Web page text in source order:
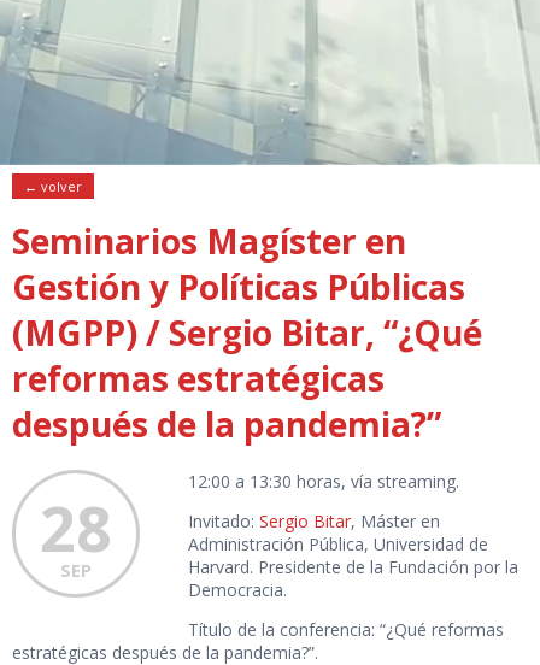
← volver
Seminarios Magíster en
Gestión y Políticas Públicas
(MGPP) / Sergio Bitar, “¿Qué
reformas estratégicas
después de la pandemia?”
28
SEP
12:00 a 13:30 horas, vía streaming.
Invitado: Sergio Bitar, Máster en
Administración Pública, Universidad de
Harvard. Presidente de la Fundación por la
Democracia.
Título de la conferencia: “¿Qué reformas
estratégicas después de la pandemia?”.